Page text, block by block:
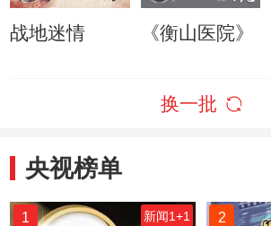
战地迷情 《衡山医院》
换一批
央视榜单
1 新闻1+1 2